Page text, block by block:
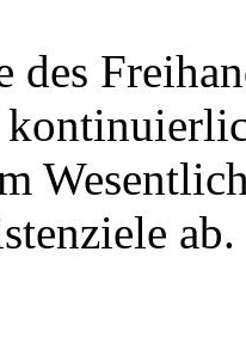
des
ab.